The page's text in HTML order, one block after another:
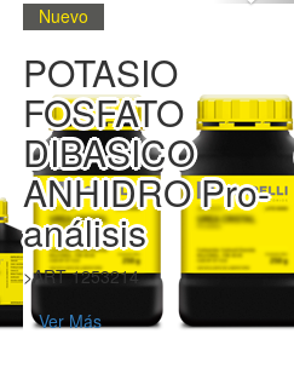
Nuevo
POTASIO
FOSFATO
DIBASICO
ANHIDRO Pro-
análisis
>ART 1253214
Ver Más